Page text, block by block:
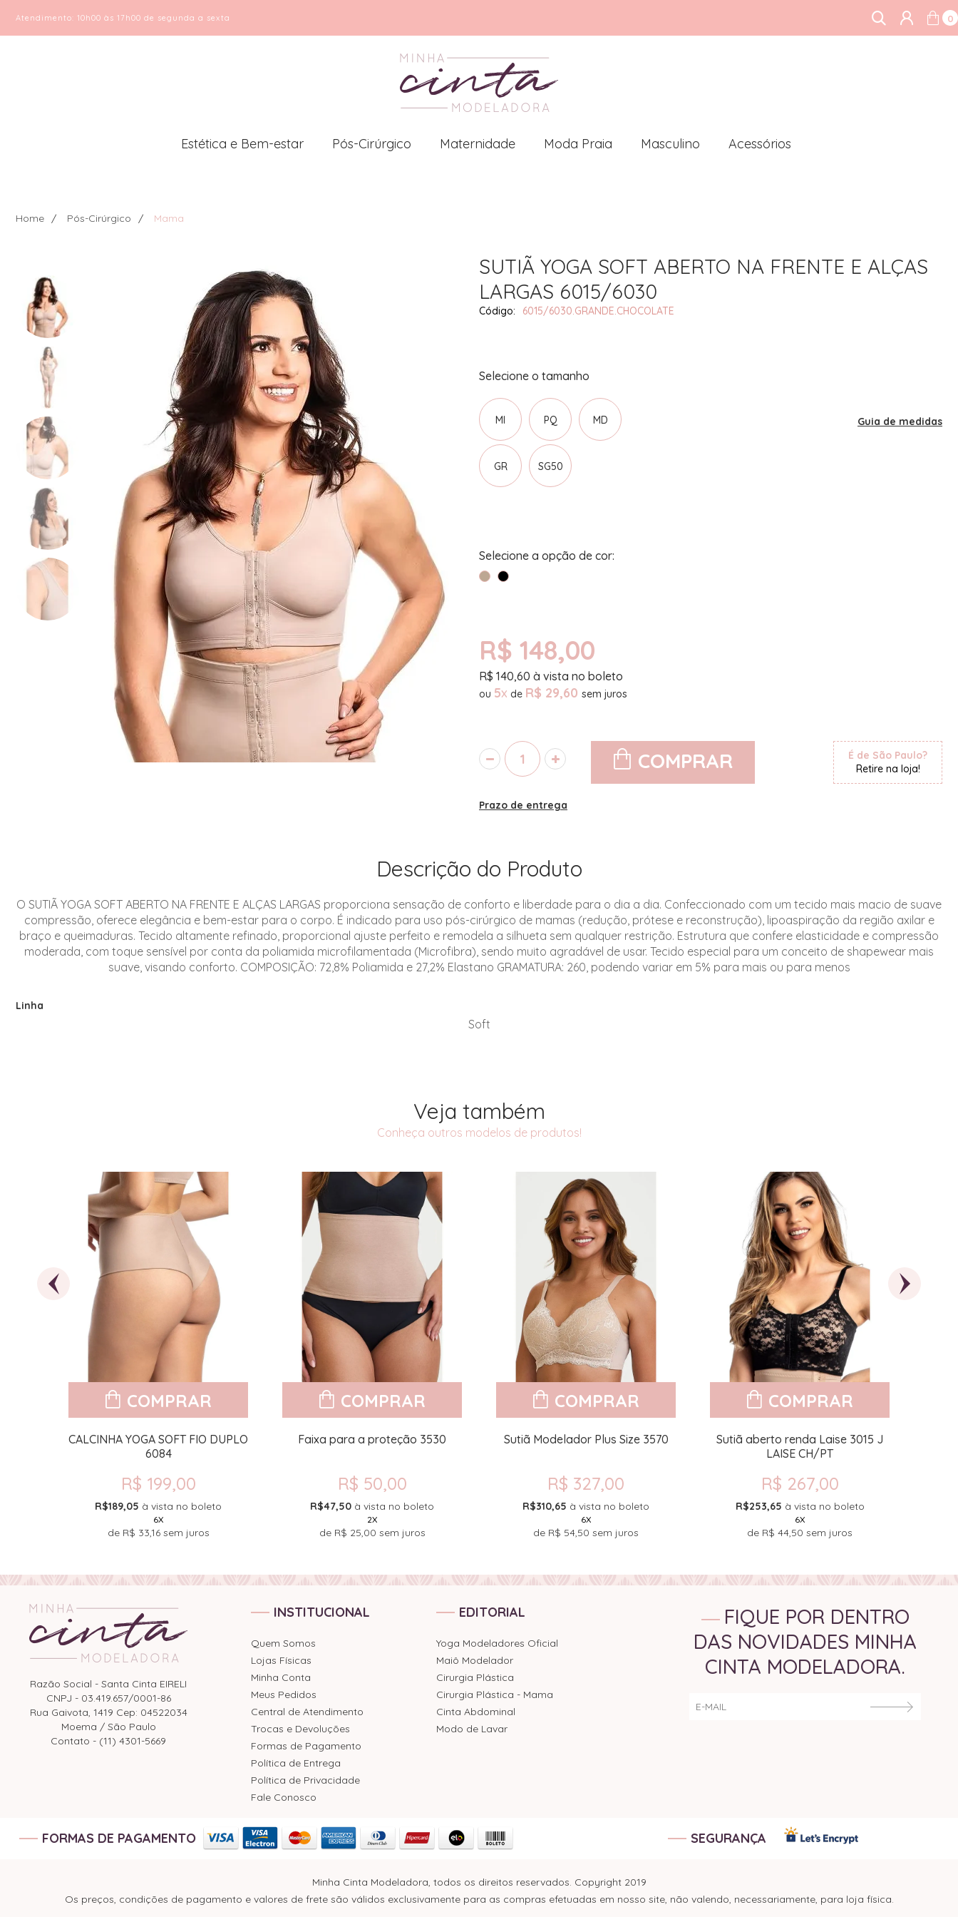
Atendimento: 10h00 às 17h00 de segunda a sexta 0
Estética e Bem-estar Pós-Cirúrgico Maternidade Moda Praia Masculino Acessórios
Home Pós-Cirúrgico Mama
SUTIÃ YOGA SOFT ABERTO NA FRENTE E ALÇAS
LARGAS 6015/6030
6015/6030.GRANDE.CHOCOLATE
MI PQ MD
GR SG50
Guia de medidas
R$ 148,00
R$ 140,60 à vista no boleto
ou 5x de R$ 29,60
COMPRAR
É de São Paulo?
Retire na loja!
Prazo de entrega
Descrição do Produto
O SUTIÃ YOGA SOFT ABERTO NA FRENTE E ALÇAS LARGAS proporciona sensação de conforto e liberdade para o dia a dia. Confeccionado com um tecido mais macio de suave
compressão, oferece elegância e bem-estar para o corpo. É indicado para uso pós-cirúrgico de mamas (redução, prótese e reconstrução), lipoaspiração da região axilar e
braço e queimaduras. Tecido altamente refinado, proporcional ajuste perfeito e remodela a silhueta sem qualquer restrição. Estrutura que confere elasticidade e compressão
moderada, com toque sensível por conta da poliamida microfilamentada (Microfibra), sendo muito agradável de usar. Tecido especial para um conceito de shapewear mais
suave, visando conforto. COMPOSIÇÃO: 72,8% Poliamida e 27,2% Elastano GRAMATURA: 260, podendo variar em 5% para mais ou para menos
Linha
Soft
Veja também
Conheça outros modelos de produtos!
COMPRAR
CALCINHA YOGA SOFT FIO DUPLO
6084
R$ 199,00
R$189,05 à vista no boleto
6X
de R$ 33,16sem juros
COMPRAR
Faixa para a proteção 3530
R$ 50,00
R$47,50 à vista no boleto
2X
de R$ 25,00 sem juros
COMPRAR
Sutiã Modelador Plus Size 3570
R$ 327,00
R$310,65 à vista no boleto
6X
de R$ 54,50 sem juros
COMPRAR
Sutiã aberto renda Laise 3015 J
LAISE CH/PT
R$ 267,00
R$253,65 à vista no boleto
6X
de R$ 44,50 sem juros
Razão Social - Santa Cinta EIRELI
CNPJ - 03.419.657/0001-86
Rua Gaivota, 1419 Cep: 04522034
Moema / São Paulo
Contato - (11) 4301-5669
INSTITUCIONAL
Quem Somos
Lojas Físicas
Minha Conta
Meus Pedidos
Central de Atendimento
Trocas e Devoluções
Formas de Pagamento
Política de Entrega
Política de Privacidade
Fale Conosco
EDITORIAL
Yoga Modeladores Oficial
Maiô Modelador
Cirurgia Plástica
Cirurgia Plástica - Mama
Cinta Abdominal
Modo de Lavar
FIQUE POR DENTRO
DAS NOVIDADES MINHA
CINTA MODELADORA.
FORMAS DE PAGAMENTO SEGURANÇA
Minha Cinta Modeladora, todos os direitos reservados. Copyright 2019
Os preços, condições de pagamento e valores de frete são válidos exclusivamente para as compras efetuadas em nosso site, não valendo, necessariamente, para loja física.